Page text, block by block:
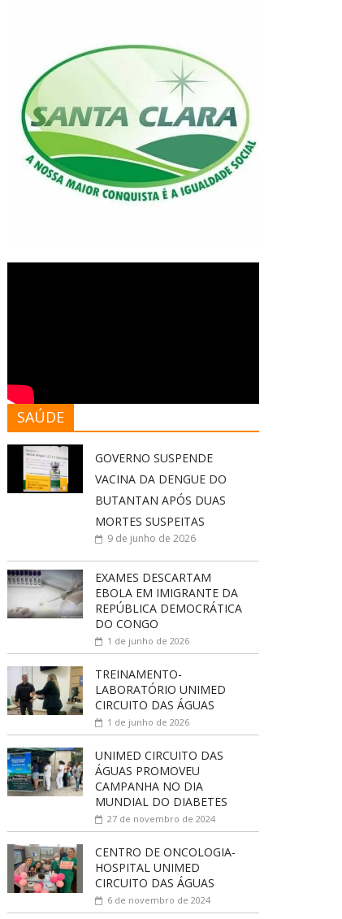
SAÚDE
GOVERNO SUSPENDE
VACINA DA DENGUE DO
BUTANTAN APÓS DUAS
MORTES SUSPEITAS
9 de junho de 2026
EXAMES DESCARTAM
EBOLA EM IMIGRANTE DA
REPÚBLICA DEMOCRÁTICA
DO CONGO
1 de junho de 2026
TREINAMENTO-
LABORATÓRIO UNIMED
CIRCUITO DAS ÁGUAS
1 de junho de 2026
UNIMED CIRCUITO DAS
ÁGUAS PROMOVEU
CAMPANHA NO DIA
MUNDIAL DO DIABETES
27 de novembro de 2024
CENTRO DE ONCOLOGIA-
HOSPITAL UNIMED
CIRCUITO DAS ÁGUAS
6 de novembro de 2024